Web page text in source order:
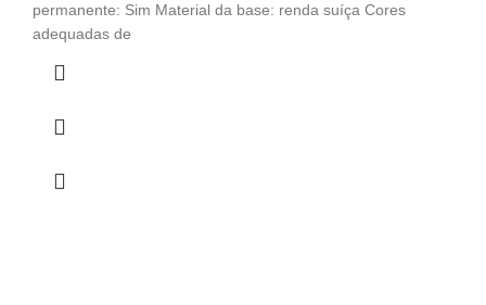
permanente: Sim Material da base: renda suíça Cores
adequadas de